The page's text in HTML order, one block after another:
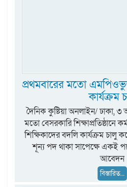
প্রথমবারের মতো
কার্যক্রম
দৈনিক কুষ্টিয়া অনলাইন/ ঢাকা,
মতো বেসরকারি শিক্ষাপ্রতিষ্ঠানে
শিক্ষিকাদের বদলি কার্যক্রম চালু
শূন্য পদ থাকা সাপেক্ষে একই
আবেদন
বিস্তারিত...